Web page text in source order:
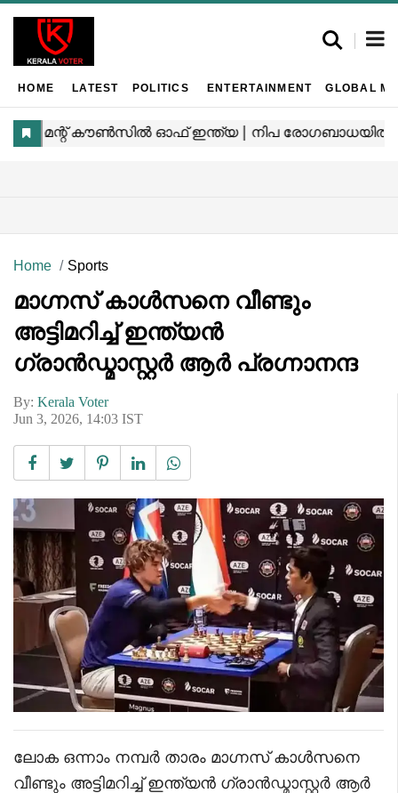
HOME LATEST POLITICS ENTERTAINMENT GLOBAL
Home Sports
മാഗ്നസ് കാൾസനെ വീണ്ടും
അട്ടിമറിച്ച് ഇന്ത്യൻ
ഗ്രാൻഡ്മാസ്റ്റർ ആർ പ്രഗ്നാനന്ദ
By: Kerala Voter
Jun 3, 2026, 14:03 IST
ലോക ഒന്നാം നമ്പർ താരം മാഗ്നസ് കാൾസനെ
വീണ്ടും അട്ടിമറിച്ച് ഇന്ത്യൻ ഗ്രാൻഡ്മാസ്റ്റർ ആർ